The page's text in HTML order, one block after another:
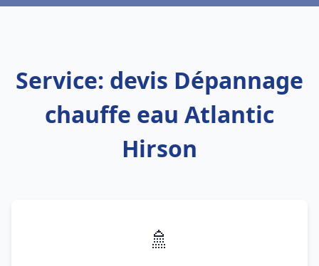
Service: devis Dépannage
chauffe eau Atlantic
Hirson
🚿